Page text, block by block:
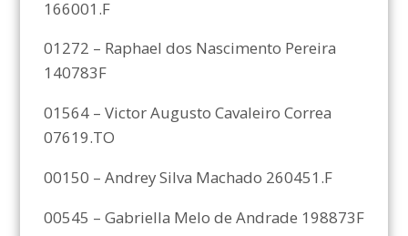
166001.F
01272 – Raphael dos Nascimento Pereira
140783F
01564 – Victor Augusto Cavaleiro Correa
07619.TO
00150 – Andrey Silva Machado 260451.F
00545 – Gabriella Melo de Andrade 198873F